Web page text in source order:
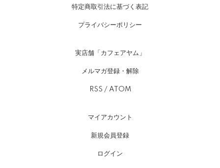
特定商取引法に基づく表記
プライバシーポリシー
実店舗「カフェアヤム」
メルマガ登録・解除
RSS / ATOM
マイアカウント
新規会員登録
ログイン